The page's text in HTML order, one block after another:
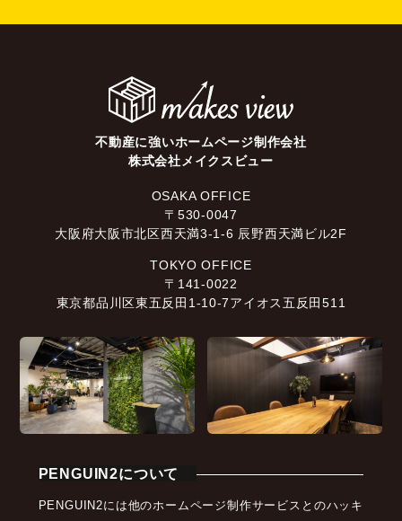
不動産に強いホームページ制作会社
株式会社メイクスビュー
OSAKA OFFICE
〒530-0047
大阪府大阪市北区西天満3-1-6 辰野西天満ビル2F
TOKYO OFFICE
〒141-0022
東京都品川区東五反田1-10-7アイオス五反田511
PENGUIN2について
PENGUIN2には他のホームページ制作サービスとのハッキ